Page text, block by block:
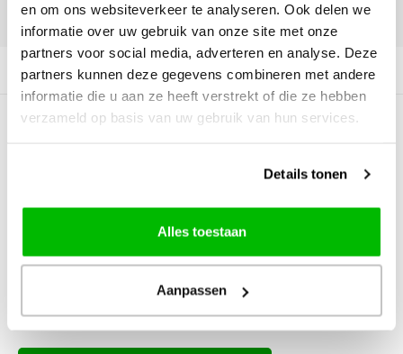
en om ons websiteverkeer te analyseren. Ook delen we
informatie over uw gebruik van onze site met onze
partners voor social media, adverteren en analyse. Deze
partners kunnen deze gegevens combineren met andere
informatie die u aan ze heeft verstrekt of die ze hebben
verzameld op basis van uw gebruik van hun services.
Details tonen
Alles toestaan
Aanpassen
DELEN:
Productomschrijving
STERREN OP BASIS VAN
Alle reviews